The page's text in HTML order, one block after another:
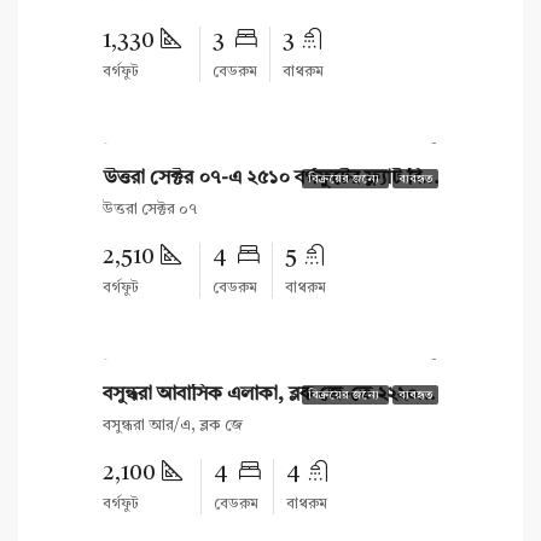
1,330
বর্গফুট
3
বেডরুম
3
বাথরুম
বিক্রয়ের জন্যে ব্যবহৃতউত্তরা সেক্টর ০৭-এ ২৫১০ বর্গফুটের ফ্ল্যাট বিক্রয় হবে
উত্তরা সেক্টর ০৭
2,510
বর্গফুট
4
বেডরুম
5
বাথরুম
বিক্রয়ের জন্যে ব্যবহৃত
বসুন্ধরা আবাসিক এলাকা, ব্লক জে-তে ২২২০ বর্গফুটের একক ফ্ল্যাট বিক্রয়ের জন্য।
বসুন্ধরা আর/এ, ব্লক জে
2,100
বর্গফুট
4
বেডরুম
4
বাথরুম